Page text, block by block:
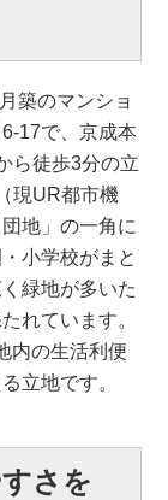
築のマンショ
17で、京成本
ら徒歩3分の立
現UR都市機
地」の一角に
小学校がまと
緑地が多いた
れています。
内の生活利便
立地です。
さを